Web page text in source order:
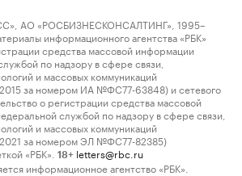
АО «РОСБИЗНЕСКОНСАЛТИНГ», 1995–
информационного агентства «РБК»
средства массовой информации
по надзору в сфере связи,
и массовых коммуникаций
за номером ИА №ФС77-63848) и сетевого
о регистрации средства массовой
службой по надзору в сфере связи,
и массовых коммуникаций
за номером ЭЛ №ФС77-82385)
«РБК».
18+ letters@rbc.ru
информационное агентство «РБК».